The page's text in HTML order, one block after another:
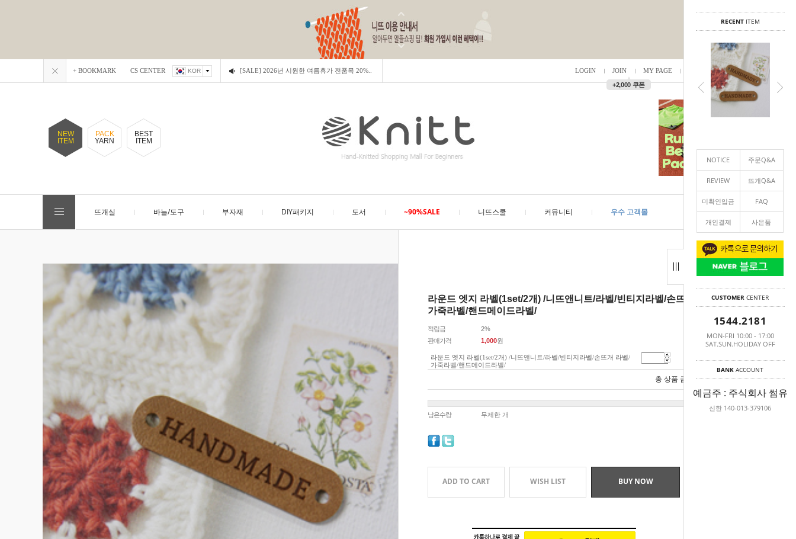
RECENTITEM
NOTICE 주문Q&A
REVIEW 뜨개Q&A
미확인입금 FAQ
개인결제 사은품
CUSTOMER CENTER
1544.2181
MON-FRI 10:00 - 17:00
SAT.SUN.HOLIDAY OFF
BANK ACCOUNT
예금주 : 주식회사 썸유
신한 140-013-379106
+ BOOKMARK CS CENTER KOR [SALE] 2026년 시원한 여름휴가 전품목 20%.. LOGIN JOIN
▲
+2,000 쿠폰
MY PAGE / 0
NEW
ITEM
PACK
YARN
BEST
ITEM
뜨개실 바늘/도구 부자재 DIY패키지 도서 ~90%SALE 니뜨스쿨 커뮤니티 우수 고객몰
라운드 엣지 라벨(1set/2개) /니뜨앤니트/라벨/빈티지라벨/손뜨개 라벨/
가죽라벨/핸드메이드라벨/
적립금
2%
판매가격
1,000원
라운드 엣지 라벨(1set/2개) /니뜨앤니트/라벨/빈티지라벨/손뜨개 라벨/
가죽라벨/핸드메이드라벨/
총 상품 금액 1,000 원
남은수량 무제한 개
ADD TO CART WISH LIST BUY NOW